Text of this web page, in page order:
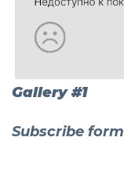
Gallery #1
Subscribe form